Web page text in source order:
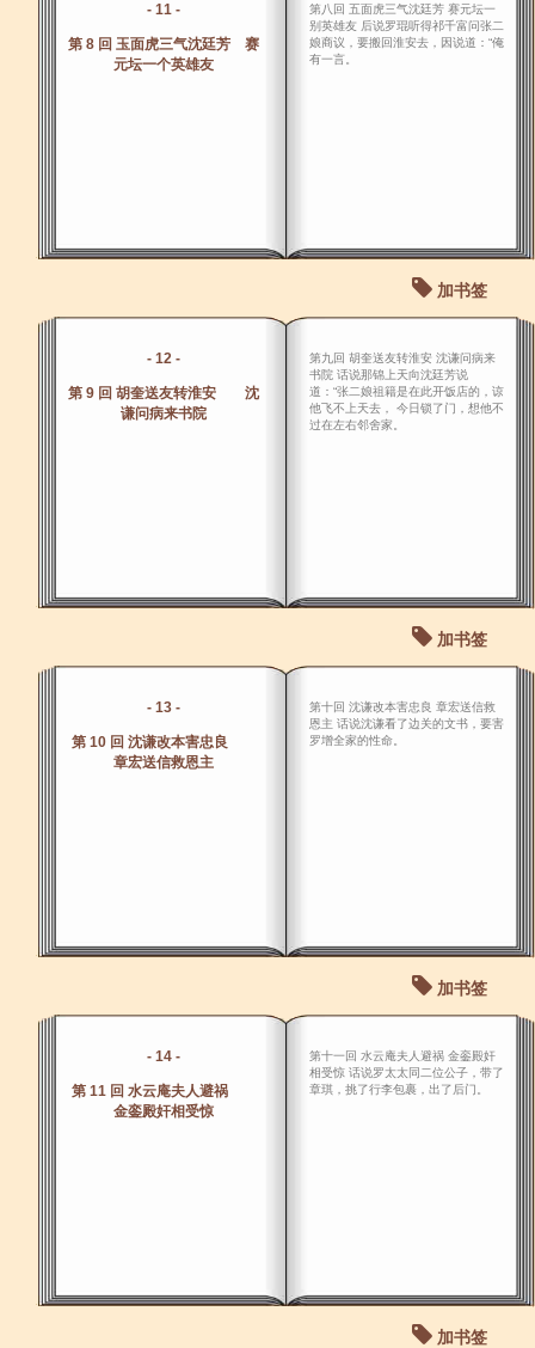
- 11 -
第 8 回 玉面虎三气沈廷芳 赛
元坛一个英雄友
第八回 五面虎三气沈廷芳 赛元坛一
别英雄友 后说罗琨听得祁千富问张二
娘商议，要搬回淮安去，因说道：“俺
有一言。
加书签
- 12 -
第 9 回 胡奎送友转淮安 沈
谦问病来书院
第九回 胡奎送友转淮安 沈谦问病来
书院 话说那锦上天向沈廷芳说
道：“张二娘祖籍是在此开饭店的，谅
他飞不上天去， 今日锁了门，想他不
过在左右邻舍家。
加书签
- 13 -
第 10 回 沈谦改本害忠良
章宏送信救恩主
第十回 沈谦改本害忠良 章宏送信救
恩主 话说沈谦看了边关的文书，要害
罗增全家的性命。
加书签
- 14 -
第 11 回 水云庵夫人避祸
金銮殿奸相受惊
第十一回 水云庵夫人避祸 金銮殿奸
相受惊 话说罗太太同二位公子，带了
章琪，挑了行李包裹，出了后门。
加书签